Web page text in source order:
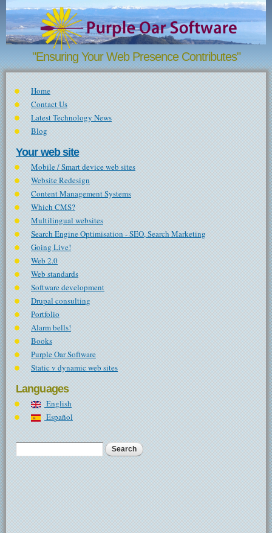
Skip to main content
"Ensuring Your Web Presence Contributes"
Home
Contact Us
Latest Technology News
Blog
Your web site
Mobile / Smart device web sites
Website Redesign
Content Management Systems
Which CMS?
Multilingual websites
Search Engine Optimisation - SEO, Search Marketing
Going Live!
Web 2.0
Web standards
Software development
Drupal consulting
Portfolio
Alarm bells!
Books
Purple Oar Software
Static v dynamic web sites
Languages
English
Español